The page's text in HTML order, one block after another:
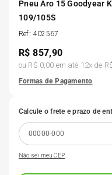
Pneu Aro 15 Goodyear
109/105S
Ref: 402567
R$857,90
ou R$ 0,00 em até 12x de
Formas de Pagamento
Calcule o frete e prazo de
Não sei meu CEP
7º 185 60r15
10º 175 65 14